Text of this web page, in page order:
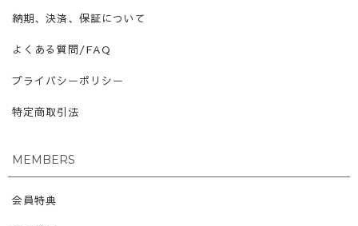
納期、決済、保証について
よくある質問/FAQ
プライバシーポリシー
特定商取引法
MEMBERS
会員特典